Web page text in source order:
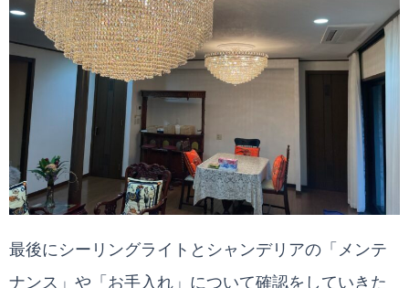
最後にシーリングライトとシャンデリアの「メンテ
ナンス」や「お手入れ」について確認をしていきた